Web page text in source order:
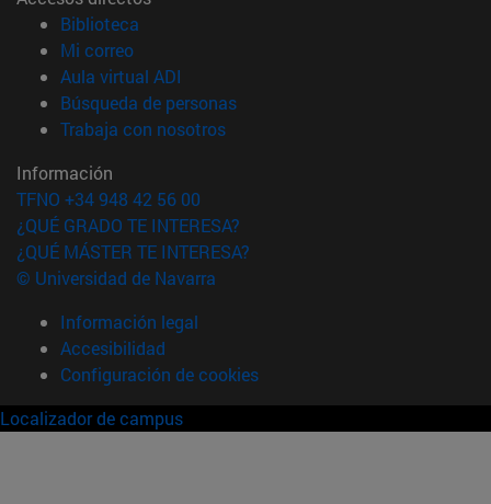
Biblioteca
Mi correo(abre en nueva ventana)
Aula virtual ADI
Búsqueda de personas(abre en nueva ventana)
Trabaja con nosotros(abre en nueva ventana)
Información
TFNO +34 948 42 56 00
¿QUÉ GRADO TE INTERESA?
¿QUÉ MÁSTER TE INTERESA?
© Universidad de Navarra
Información legal
Accesibilidad
Configuración de cookies
Localizador de campus